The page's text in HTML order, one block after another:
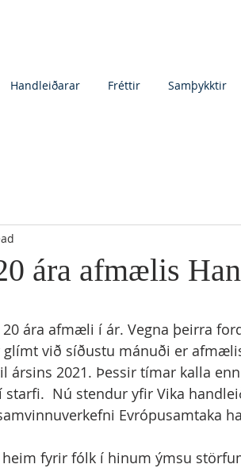
Handleiðarar Fréttir Samþykktir
ára afmælis
ára afmæli í ár. Vegna þeirra
við síðustu mánuði er
2021. Þessir tímar kalla
Nú stendur yfir Vika
Evrópusamtaka
fyrir fólk í hinum ýmsu